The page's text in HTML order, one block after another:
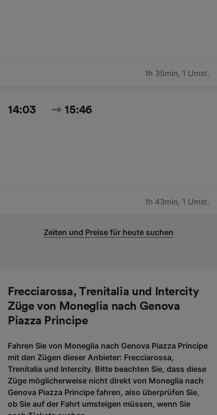
1h 35min, 1 Umst.
14:03 15:46
1h 43min, 1 Umst.
Zeiten und Preise für heute suchen
Frecciarossa, Trenitalia und Intercity
Züge von Moneglia nach Genova
Piazza Principe
Fahren Sie von Moneglia nach Genova Piazza Principe
mit den Zügen dieser Anbieter: Frecciarossa,
Trenitalia und Intercity. Bitte beachten Sie, dass diese
Züge möglicherweise nicht direkt von Moneglia nach
Genova Piazza Principe fahren, also überprüfen Sie,
ob Sie auf der Fahrt umsteigen müssen, wenn Sie